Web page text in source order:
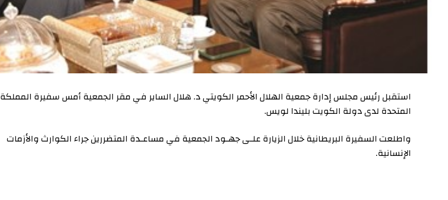
استقبل رئيس مجلس إدارة جمعية الهلال الأحمر الكويتي د. هلال الساير في مقر الجمعية أمس سفيرة المملكة
المتحدة لدى دولة الكويت بليندا لويس.
واطلعت السفيرة البريطانية خلال الزيارة علـى جهـود الجمعية في مساعـدة المتضررين جراء الكوارث والأزمات
الإنسانية.